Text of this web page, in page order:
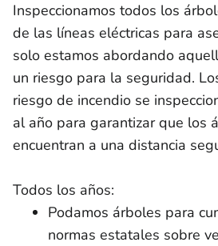
Inspeccionamos todos los
de las líneas eléctricas para
solo estamos abordando
un riesgo para la seguridad.
riesgo de incendio se
al año para garantizar que los
encuentran a una distancia
Todos los años:
Podamos árboles para
normas estatales sobre